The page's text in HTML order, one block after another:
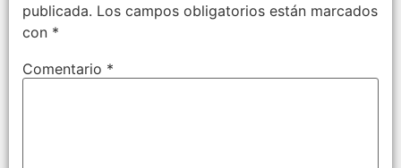
publicada. Los campos obligatorios están marcados
con *
Comentario *